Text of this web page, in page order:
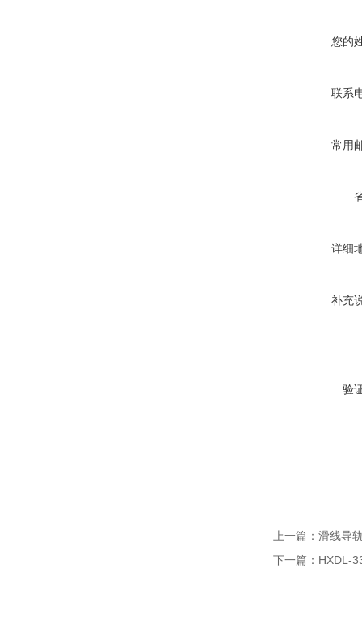
您的
联系
常用
详细
补充
验
上一篇： 滑线导
下一篇： HXDL-